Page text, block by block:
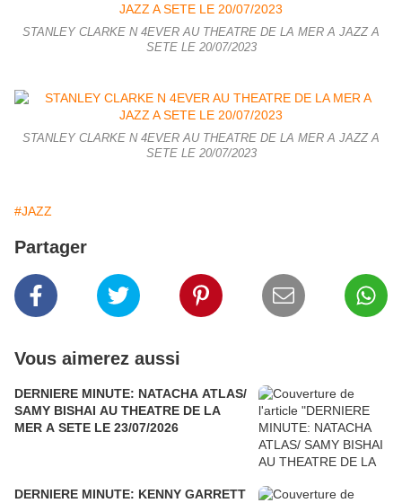
STANLEY CLARKE N 4EVER AU THEATRE DE LA MER A JAZZ A
SETE LE 20/07/2023
STANLEY CLARKE N 4EVER AU THEATRE DE LA MER A JAZZ A
SETE LE 20/07/2023
#JAZZ
Partager
Vous aimerez aussi
DERNIERE MINUTE: NATACHA ATLAS/
SAMY BISHAI AU THEATRE DE LA
MER A SETE LE 23/07/2026
DERNIERE MINUTE: KENNY GARRETT